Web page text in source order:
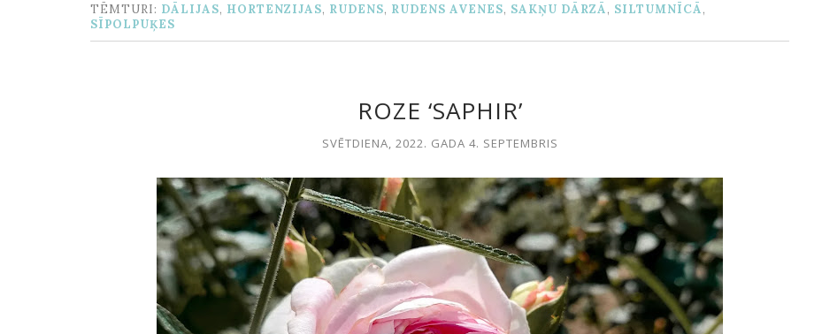
TĒMTURI: DĀLIJAS, HORTENZIJAS, RUDENS, RUDENS AVENES, SAKŅU DĀRZĀ, SILTUMNĪCĀ,
SĪPOLPUĶES
ROZE ‘SAPHIR’
SVĒTDIENA, 2022. GADA 4. SEPTEMBRIS